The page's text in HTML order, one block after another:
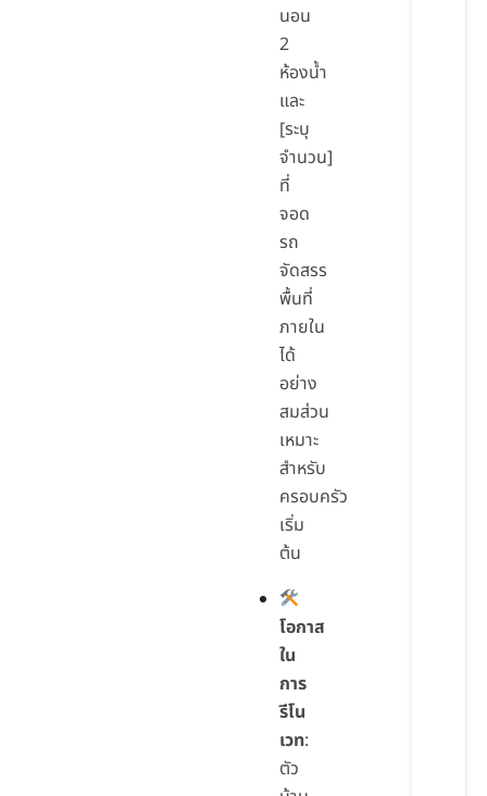
นอน
2
ห้องน้ำ
และ
[ระบุ
จำนวน]
ที่
จอด
รถ
จัดสรร
พื้นที่
ภายใน
ได้
อย่าง
สมส่วน
เหมาะ
สำหรับ
ครอบครัว
เริ่ม
ต้น
โอกาส
ใน
การ
รีโน
เวท:
ตัว